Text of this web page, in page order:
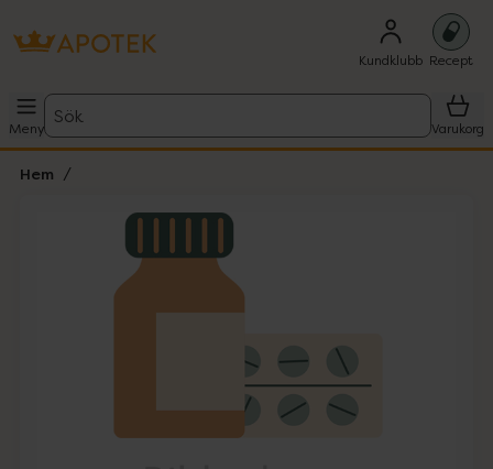
Kundklubb Recept
Meny
Sök
Varukorg
Hem
Lista: . Innehåller 1 objekt.